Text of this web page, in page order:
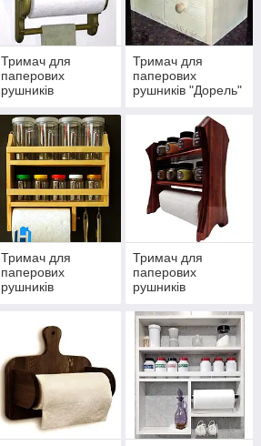
Тримач для
паперових
рушників
Тримач для
паперових
рушників "Дорель"
Тримач для
паперових
рушників
Тримач для
паперових
рушників